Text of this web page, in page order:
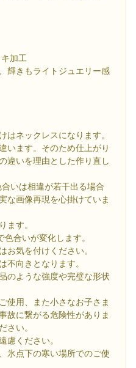
加工
きもライトジュエリー感
ネックレスになります。
います。そのため仕上がり
違いを理由とした作り直し
いは相違が若干出る場合
な画像再現を心掛けていま
ます。
合いが変化します。
気を付けください。
不向きとなります。
のような強度や完璧な形状
使用、また小さなお子さま
故に繋がる危険性がありま
さい。
慮ください。
氷点下の寒い場所でのご使